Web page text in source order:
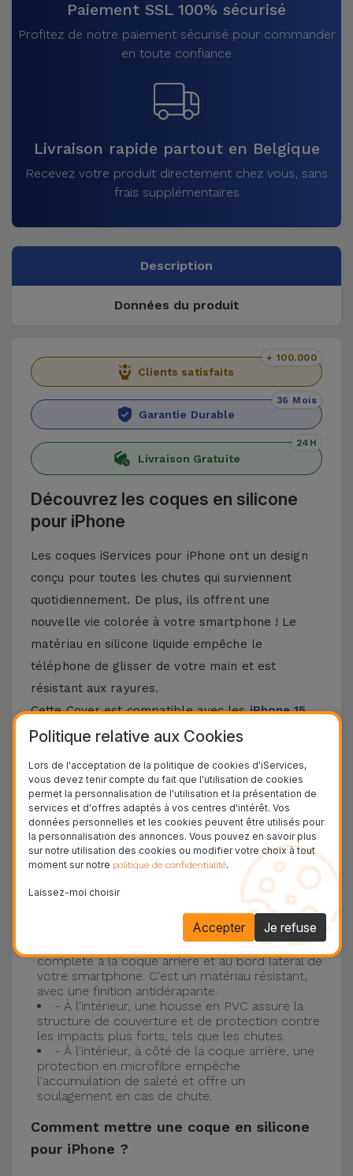
Paiement SSL 100% sécurisé
Profitez de notre paiement sécurisé pour commander
en toute confiance
Livraison rapide partout en Belgique
Recevez votre produit directement chez vous, sans
frais supplémentaires
Description
Données du produit
Clients satisfaits
+ 100.000
Garantie Durable
36 Mois
Livraison Gratuite
24H
Découvrez les coques en silicone
pour iPhone
Les coques iServices pour iPhone ont un design
conçu pour toutes les chutes qui surviennent
quotidiennement. De plus, ils offrent une
nouvelle vie colorée à votre smartphone ! Le
matériau en silicone liquide empêche le
téléphone de glisser de votre main et est
résistant aux rayures.
Cette Cover est compatible avec lesiPhone 15,
14, 13, 12, entre autres, ainsi qu'avec le modèle le
Protection à 3 couches avec coques en
silicone
Nos coques en silicone pour iPhone ont une
construction robuste et de qualité, avec une
construction à trois couches, pour éviter au
maximum les accidents et les casses !
- Une première couche de silicone liquide
donne de la couleur et une couverture
complète à la coque arrière et au bord latéral de
votre smartphone. C'est un matériau résistant,
avec une finition antidérapante.
- À l'intérieur, une housse en PVC assure la
structure de couverture et de protection contre
les impacts plus forts, tels que les chutes.
- À l'intérieur, à côté de la coque arrière, une
protection en microfibre empêche
l'accumulation de saleté et offre un
soulagement en cas de chute.
Comment mettre une coque en silicone
pour iPhone ?
Politique relative aux Cookies
Lors de l'acceptation de la politique de cookies d'iServices,
vous devez tenir compte du fait que l'utilisation de cookies
permet la personnalisation de l'utilisation et la présentation de
services et d'offres adaptés à vos centres d'intérêt. Vos
données personnelles et les cookies peuvent être utilisés pour
la personnalisation des annonces. Vous pouvez en savoir plus
sur notre utilisation des cookies ou modifier votre choix à tout
moment sur notre politique de confidentialité.
Laissez-moi choisir
Je refuse
Accepter